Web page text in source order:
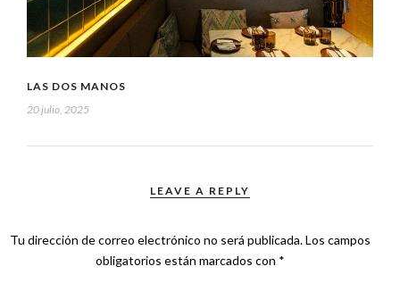
LAS DOS MANOS
20 julio, 2025
LEAVE A REPLY
Tu dirección de correo electrónico no será publicada.Los campos
obligatorios están marcados con *